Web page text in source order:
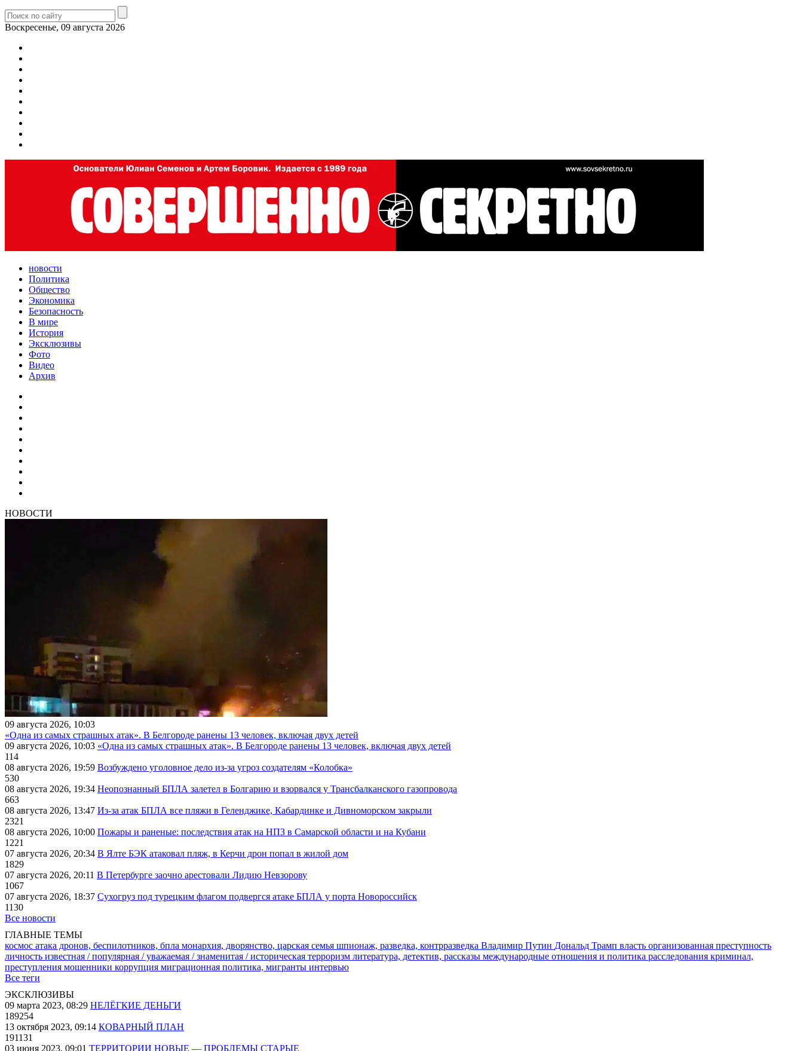
Воскресенье, 09 августа 2026
новости
Политика
Общество
Экономика
Безопасность
В мире
История
Эксклюзивы
Фото
Видео
Архив
НОВОСТИ
09 августа 2026, 10:03
«Одна из самых страшных атак». В Белгороде ранены 13 человек, включая двух детей
09 августа 2026, 10:03 «Одна из самых страшных атак». В Белгороде ранены 13 человек, включая двух детей
114
08 августа 2026, 19:59 Возбуждено уголовное дело из-за угроз создателям «Колобка»
530
08 августа 2026, 19:34 Неопознанный БПЛА залетел в Болгарию и взорвался у Трансбалканского газопровода
663
08 августа 2026, 13:47 Из-за атак БПЛА все пляжи в Геленджике, Кабардинке и Дивноморском закрыли
2321
08 августа 2026, 10:00 Пожары и раненые: последствия атак на НПЗ в Самарской области и на Кубани
1221
07 августа 2026, 20:34 В Ялте БЭК атаковал пляж, в Керчи дрон попал в жилой дом
1829
07 августа 2026, 20:11 В Петербурге заочно арестовали Лидию Невзорову
1067
07 августа 2026, 18:37 Сухогруз под турецким флагом подвергся атаке БПЛА у порта Новороссийск
1130
Все новости
ГЛАВНЫЕ ТЕМЫ
космос атака дронов, беспилотников, бпла монархия, дворянство, царская семья шпионаж, разведка, контрразведка Владимир Путин Дональд Трамп власть организованная преступность
личность известная / популярная / уважаемая / знаменитая / историческая терроризм литература, детектив, рассказы международные отношения и политика расследования криминал,
преступления мошенники коррупция миграционная политика, мигранты интервью
Все теги
ЭКСКЛЮЗИВЫ
09 марта 2023, 08:29 НЕЛЁГКИЕ ДЕНЬГИ
189254
13 октября 2023, 09:14 КОВАРНЫЙ ПЛАН
191131
03 июня 2023, 09:01 ТЕРРИТОРИИ НОВЫЕ — ПРОБЛЕМЫ СТАРЫЕ